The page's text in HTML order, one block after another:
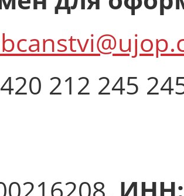
212 245